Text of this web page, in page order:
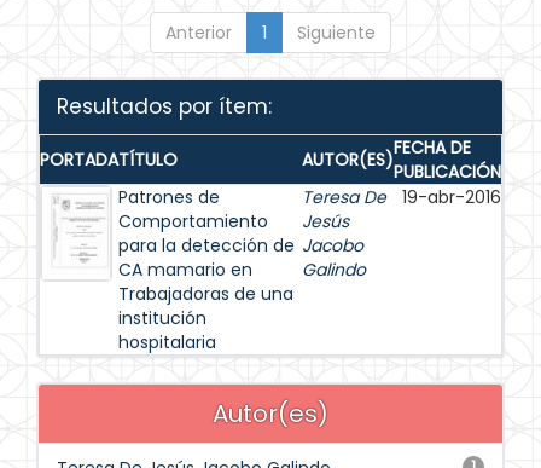
Anterior 1 Siguiente
Resultados por ítem:
PORTADATÍTULO AUTOR(ES)FECHA DE
PUBLICACIÓN
Patrones de
Comportamiento
para la detección de
CA mamario en
Trabajadoras de una
institución
hospitalaria
Teresa De
Jesús
Jacobo
Galindo
19-abr-2016
Autor(es)